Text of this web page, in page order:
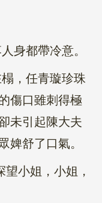
都帶冷意。
，任青璇珍珠
傷口雖刺得極
未引起陳大夫
婢舒了口氣。
小姐，小姐，